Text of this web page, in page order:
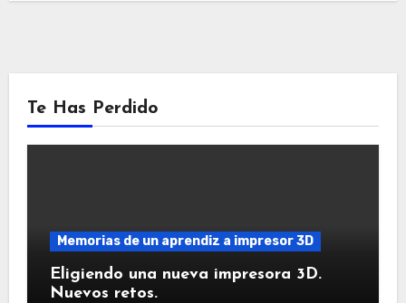
Te Has Perdido
Memorias de un aprendiz a impresor 3D
Eligiendo una nueva impresora 3D.
Nuevos retos.